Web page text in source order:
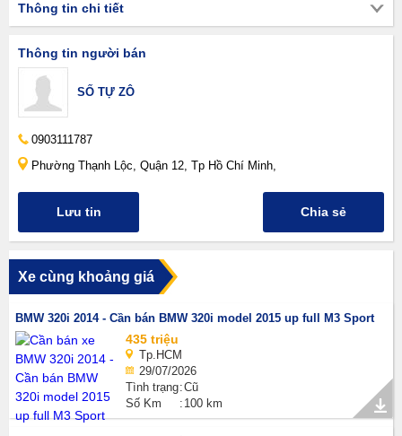
Thông tin chi tiết
Thông tin người bán
SỐ TỰ ZÔ
0903111787
Phường Thạnh Lộc, Quận 12, Tp Hồ Chí Minh,
Lưu tin Chia sẻ
Xe cùng khoảng giá
BMW 320i 2014 - Cần bán BMW 320i model 2015 up full M3 Sport
435 triệu
Tp.HCM
29/07/2026
Tình trạng Cũ
Số Km
100 km